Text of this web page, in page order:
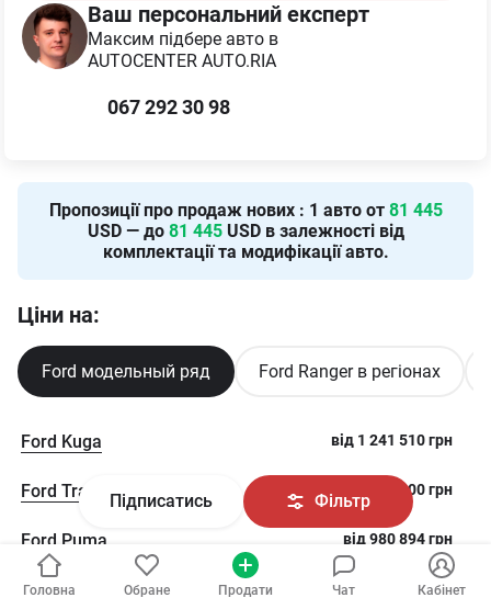
Підписатись Фільтр
Ваш персональний експерт
Максим підбере авто в
AUTOCENTER AUTO.RIA
067 292 30 98
Пропозиції про продаж нових : 1 авто от 81 445
USD — до 81 445USD в залежності від
комплектації та модифікації авто.
Ціни на:
Ford модельный ряд Ford Ranger в регіонах
Ford Kuga від 1 241 510грн
Ford Transit 2 066 100грн
Ford Puma від980 894грн
Ford Transit Custom від 2 082 154грн
Головна Обране Продати Чат Кабінет